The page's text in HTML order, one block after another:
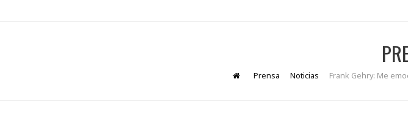
Prensa Noticias Frank Gehry: Me